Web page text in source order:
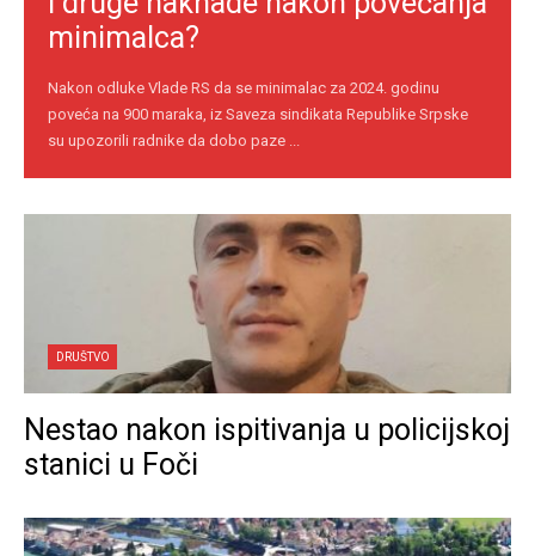
minimalca?
Nakon odluke Vlade RS da se minimalac za 2024. godinu
poveća na 900 maraka, iz Saveza sindikata Republike Srpske
su upozorili radnike da dobo paze ...
DRUŠTVO
Nestao nakon ispitivanja u policijskoj
stanici u Foči